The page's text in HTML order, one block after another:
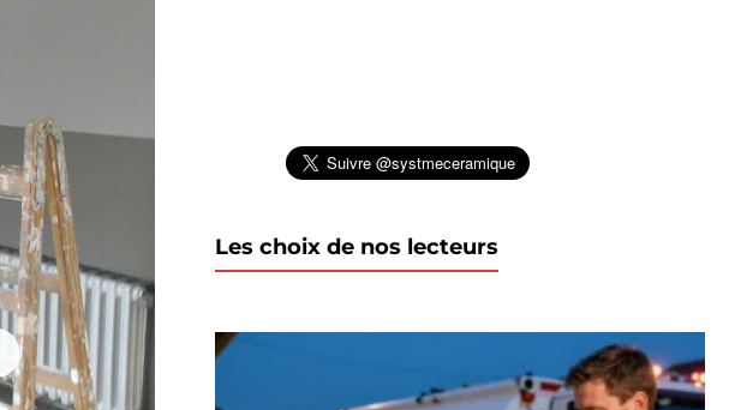
Les choix de nos lecteurs